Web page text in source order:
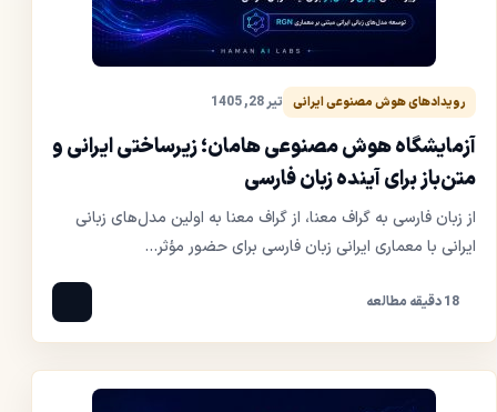
رویدادهای هوش مصنوعی ایرانی تیر 28, 1405
آزمایشگاه هوش مصنوعی هامان؛ زیرساختی ایرانی و
متن‌باز برای آینده زبان فارسی
از زبان فارسی به گراف معنا، از گراف معنا به اولین مدل‌های زبانی
ایرانی با معماری ایرانی زبان فارسی برای حضور مؤثر...
18 دقیقه مطالعه